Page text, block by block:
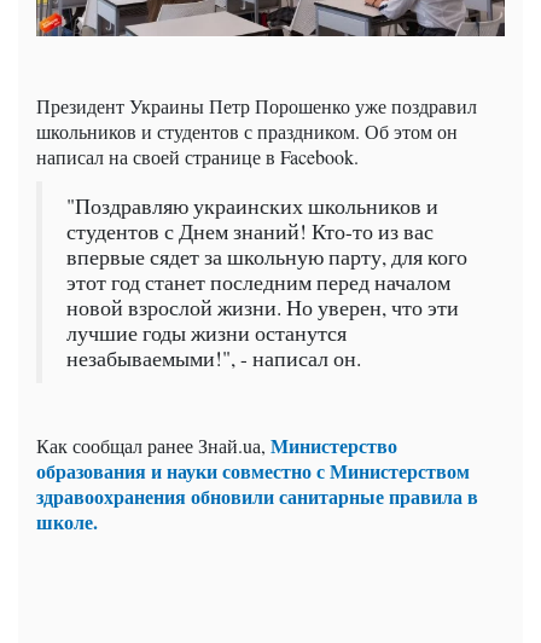
Президент Украины Петр Порошенко уже поздравил
школьников и студентов с праздником. Об этом он
написал на своей странице в Facebook.
"Поздравляю украинских школьников и
студентов с Днем знаний! Кто-то из вас
впервые сядет за школьную парту, для кого
этот год станет последним перед началом
новой взрослой жизни. Но уверен, что эти
лучшие годы жизни останутся
незабываемыми!", - написал он.
Как сообщал ранееЗнай.uа, Министерство
образования и науки совместно с Министерством
здравоохранения обновили санитарные правила в
школе.